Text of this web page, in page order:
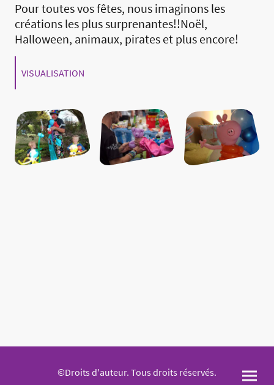
Pour toutes vos fêtes, nous imaginons les
créations les plus surprenantes!!Noël,
Halloween, animaux, pirates et plus encore!
VISUALISATION
©Droits d'auteur. Tous droits réservés.